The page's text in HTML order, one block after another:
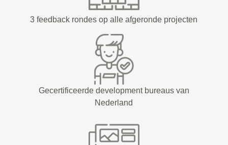
3 feedback rondes op alle afgeronde projecten
Gecertificeerde development bureaus van
Nederland